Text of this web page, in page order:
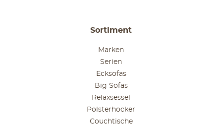
Sortiment
Marken
Serien
Ecksofas
Big Sofas
Relaxsessel
Polsterhocker
Couchtische